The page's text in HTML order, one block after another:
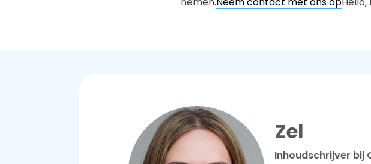
Zel
Inhoudschrijver bij